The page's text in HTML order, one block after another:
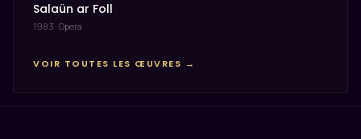
Salaün ar Foll
1983 · Opera
VOIR TOUTES LES ŒUVRES →